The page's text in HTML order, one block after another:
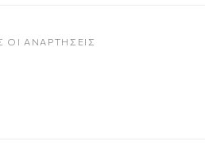
ΟΙ ΑΝΑΡΤΉΣΕΙΣ